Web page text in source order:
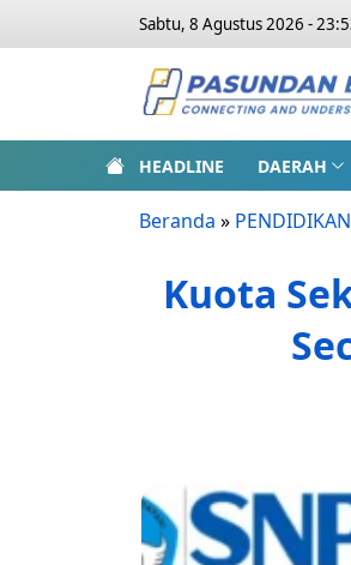
Sabtu, 8 Agustus 2026 -
HEADLINE DAERAH
Beranda » PENDIDIKAN
Kuota